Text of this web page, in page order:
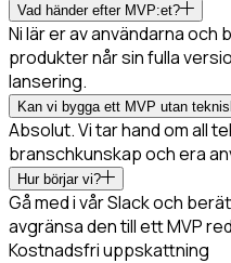
Vad händer efter MVP:et?
Ni lär er av användarna
produkter når sin fulla
lansering.
Kan vi bygga ett MVP utan
Absolut. Vi tar hand om all
branschkunskap och era
Hur börjar vi?
Gå med i vår Slack och
avgränsa den till ett MVP
Kostnadsfri uppskattning